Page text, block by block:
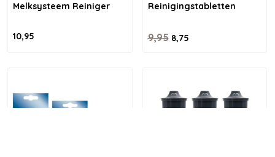
Melksysteem Reiniger
10,95
Reinigingstabletten
9,958,75